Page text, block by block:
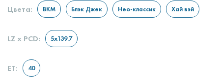
Цвета:
LZ x PCD:
ET: